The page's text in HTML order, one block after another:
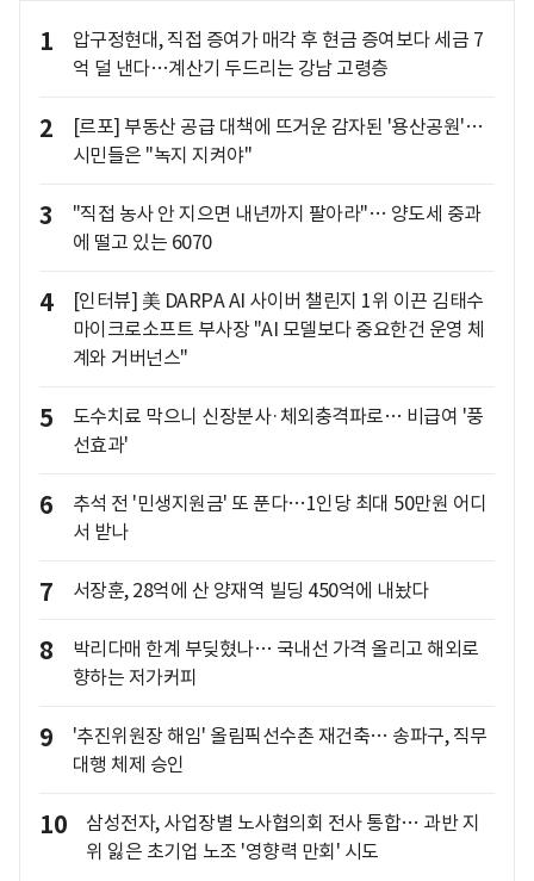
1
압구정현대, 직접 증여가 매각 후 현금 증여보다 세금 7
억 덜 낸다…계산기 두드리는 강남 고령층
2
[르포] 부동산 공급 대책에 뜨거운 감자된 '용산공원'…
시민들은 "녹지 지켜야"
3
"직접 농사 안 지으면 내년까지 팔아라"… 양도세 중과
에 떨고 있는 6070
4
[인터뷰] 美 DARPA AI 사이버 챌린지 1위 이끈 김태수
마이크로소프트 부사장 "AI 모델보다 중요한건 운영 체
계와 거버넌스"
5
도수치료 막으니 신장분사·체외충격파로… 비급여 '풍
선효과'
6
추석 전 '민생지원금' 또 푼다…1인당 최대 50만원 어디
서 받나
7 서장훈, 28억에 산 양재역 빌딩 450억에 내놨다
8
박리다매 한계 부딪혔나… 국내선 가격 올리고 해외로
향하는 저가커피
9
'추진위원장 해임' 올림픽선수촌 재건축… 송파구, 직무
대행 체제 승인
10
삼성전자, 사업장별 노사협의회 전사 통합… 과반 지
위 잃은 초기업 노조 '영향력 만회' 시도